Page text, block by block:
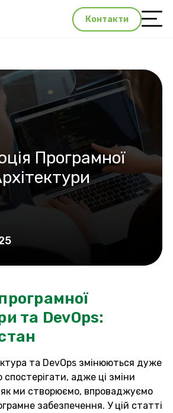
Контакти
Програмної
та DevOps:
та DevOps змінюються дуже
адже ці зміни
ми створюємо, впроваджуємо
забезпечення. У цій статті